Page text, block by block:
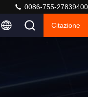
0086-755-27839400
Citazione